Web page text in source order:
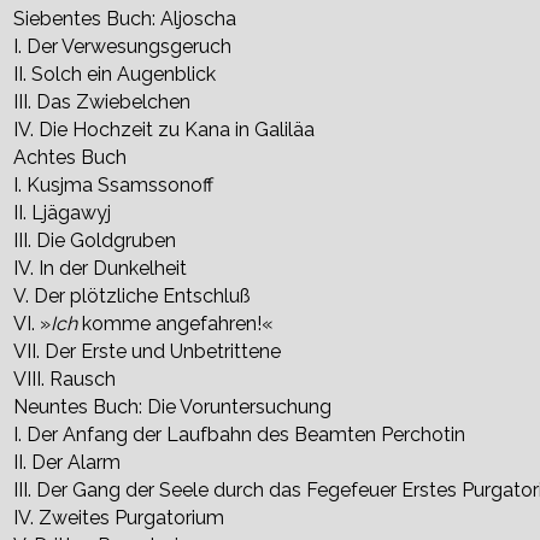
Siebentes Buch: Aljoscha
I. Der Verwesungsgeruch
II. Solch ein Augenblick
III. Das Zwiebelchen
IV. Die Hochzeit zu Kana in Galiläa
Achtes Buch
I. Kusjma Ssamssonoff
II. Ljägawyj
III. Die Goldgruben
IV. In der Dunkelheit
V. Der plötzliche Entschluß
VI. »Ichkomme angefahren!«
VII. Der Erste und Unbetrittene
VIII. Rausch
Neuntes Buch: Die Voruntersuchung
I. Der Anfang der Laufbahn des Beamten Perchotin
II. Der Alarm
III. Der Gang der Seele durch das Fegefeuer Erstes
IV. Zweites Purgatorium